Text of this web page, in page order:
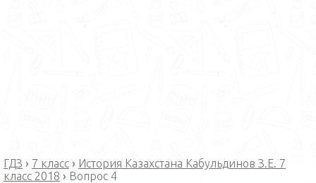
ГДЗ › 7 класс › История Казахстана Кабульдинов З.Е. 7
класс 2018 › Вопрос 4